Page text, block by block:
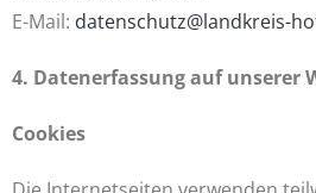
E-Mail: datenschutz@landkreis-
4. Datenerfassung auf unserer
Cookies